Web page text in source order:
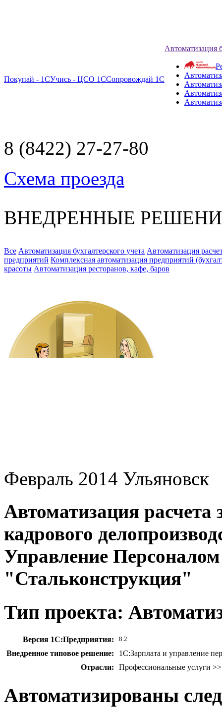
Покупай - 1СУчись - ЦСО 1ССопровождай 1С
Автоматизация
8 (8422) 27-27-80
Схема проезда
ВНЕДРЕННЫЕ
Все Автоматизация бухгалтерского учета Автоматизация
предприятий Комплексная автоматизация предприятий
красоты Автоматизация ресторанов, кафе, баров
Февраль 2014 Ульяновск
Автоматизация расчета
кадрового
Управление
"Стальконструкция"
Тип проекта:
Версия 1С:Предприятия: 8.2
Внедренное типовое решение:
1С:Зарплата и управление
Отрасли:
Профессиональные услуги
Автоматизированы